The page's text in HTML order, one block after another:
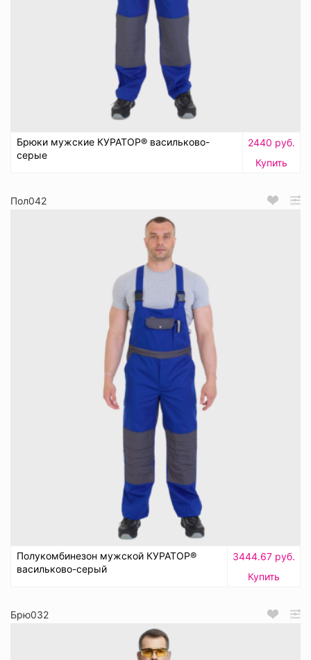
Брюки мужские КУРАТОР® васильково-
серые
2440 руб.
Купить
Пол042
Полукомбинезон мужской КУРАТОР®
васильково-серый
3444.67 руб.
Купить
Брю032